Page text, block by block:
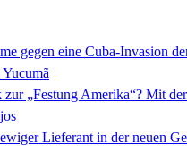
gegen eine Cuba-Invasion
„Festung Amerika“? Mit
Lieferant in der neuen